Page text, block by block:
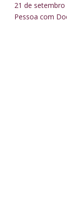
21 de
Pessoa com